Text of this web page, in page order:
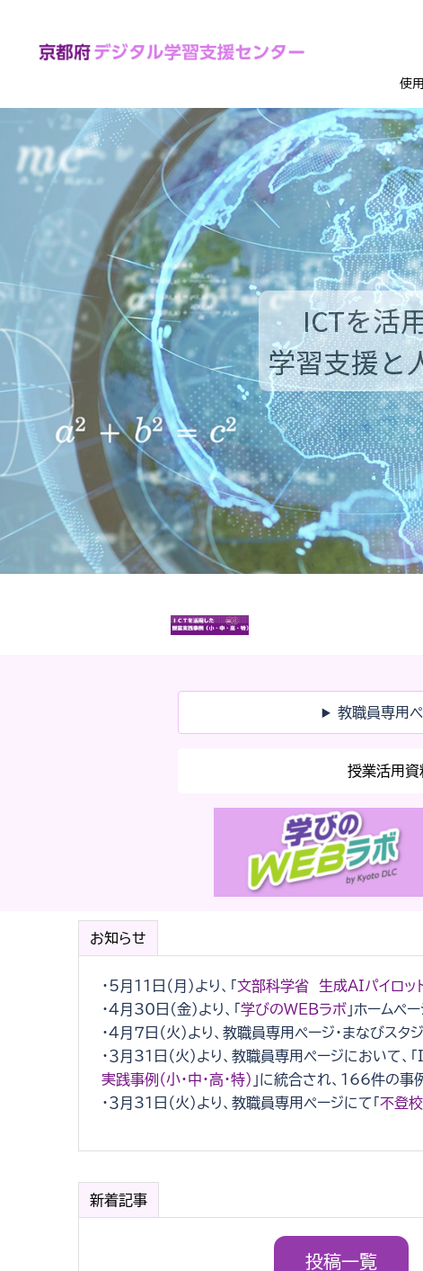
使
ICTを活
学習支援と
教職員専用ペ
授業活用資
お知らせ
・5月11日（月）より、「文部科学省 生成AIパイロッ
・４月30日(金)より、「学びのWEBラボ 」ホームペ
・４月７日（火）より、教職員専用ページ・まなびス
・３月31日（火）より、教職員専用ページにおいて
実践事例（小・中・高・特） 」に統合され、166件の事
・３月31日（火）より、教職員専用ページにて「不登
新着記事
投稿一覧